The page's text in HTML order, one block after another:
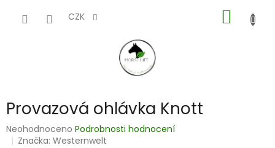
CZK
KOŠÍK
Provazová ohlávka Knott
Průměrné
hodnocení
Neohodnoceno Podrobnosti hodnocení
Značka:Westernwelt